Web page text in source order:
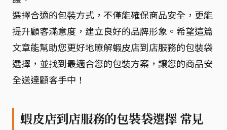
選擇合適的包裝方式，不僅能確保商品安全，更能
提升顧客滿意度，建立良好的品牌形象。希望這篇
文章能幫助您更好地瞭解蝦皮店到店服務的包裝袋
選擇，並找到最適合您的包裝方案，讓您的商品安
全送達顧客手中！
蝦皮店到店服務的包裝袋選擇 常見